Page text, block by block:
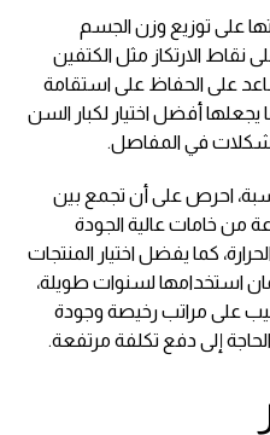
على توزيع وزن الجسم
الارتكاز مثل الكتفين
على الحفاظ على استقامة
يجعلها أفضل اختيار لكبار السن
مشكلات في المفاصل.
احرص على أن تجمع بين
من خامات عالية الجودة
كما يفضل اختيار المنتجات
استخدامها لسنوات طويلة،
على مراتب رخيصة وجودة
إلى دفع تكلفة مرتفعة.